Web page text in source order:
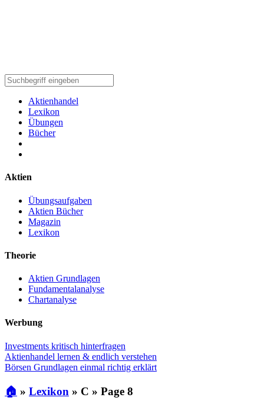
Aktienhandel
Lexikon
Übungen
Bücher
Aktien
Übungsaufgaben
Aktien Bücher
Magazin
Lexikon
Theorie
Aktien Grundlagen
Fundamentalanalyse
Chartanalyse
Werbung
Investments kritisch hinterfragen
Aktienhandel lernen & endlich verstehen
Börsen Grundlagen einmal richtig erklärt
🏠 » Lexikon » C » Page 8